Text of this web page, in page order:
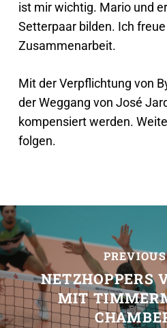
ist mir wichtig. Mario und
Setterpaar bilden. Ich
Zusammenarbeit.
Mit der Verpflichtung von
der Weggang von José
kompensiert werden.
folgen.
NETZHOPPERS
MIT